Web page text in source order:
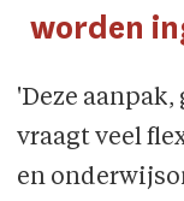
worden
'Deze
vraagt veel
en